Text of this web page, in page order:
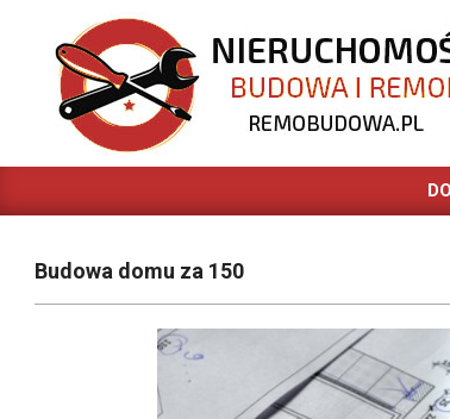
content
REMOBUDOWA.PL
Budowa domu za 150